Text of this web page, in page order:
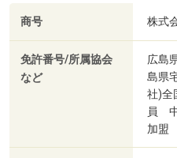
商号 株式
免許番号/所属協会
など
広島
島県
社)全
員 中
加盟